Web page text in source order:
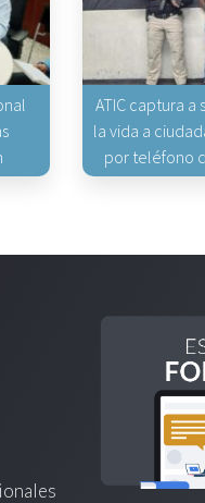
ATIC captura
la vida a
por teléfono